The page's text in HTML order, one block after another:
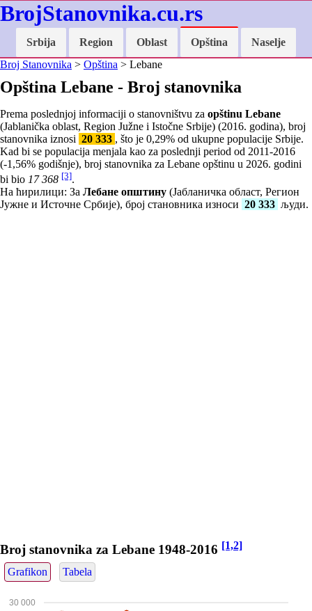
BrojStanovnika.cu.rs
Srbija Region Oblast Opština
Naselje
Broj Stanovnika > Opština > Lebane
Opština Lebane - Broj stanovnika
Prema poslednjoj informaciji o stanovništvu za opštinu Lebane
(Jablanička oblast, Region Južne i Istočne Srbije) (2016. godina), broj
stanovnika iznosi 20 333 , što je 0,29% od ukupne populacije Srbije.
Kad bi se populacija menjala kao za poslednji period od 2011-2016
(-1,56% godišnje), broj stanovnika za Lebane opštinu u 2026. godini
bi bio 17 368 [3].
На ћирилици: За Лебане општину (Јабланичка област, Регион
Јужне и Источне Србије), број становника износи 20 333 људи.
Broj stanovnika za Lebane 1948-2016 [1,2]
Grafikon Tabela
30 000